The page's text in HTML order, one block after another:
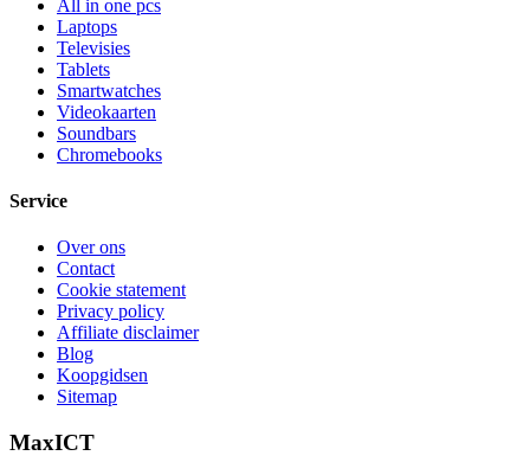
All in one pcs
Laptops
Televisies
Tablets
Smartwatches
Videokaarten
Soundbars
Chromebooks
Service
Over ons
Contact
Cookie statement
Privacy policy
Affiliate disclaimer
Blog
Koopgidsen
Sitemap
MaxICT